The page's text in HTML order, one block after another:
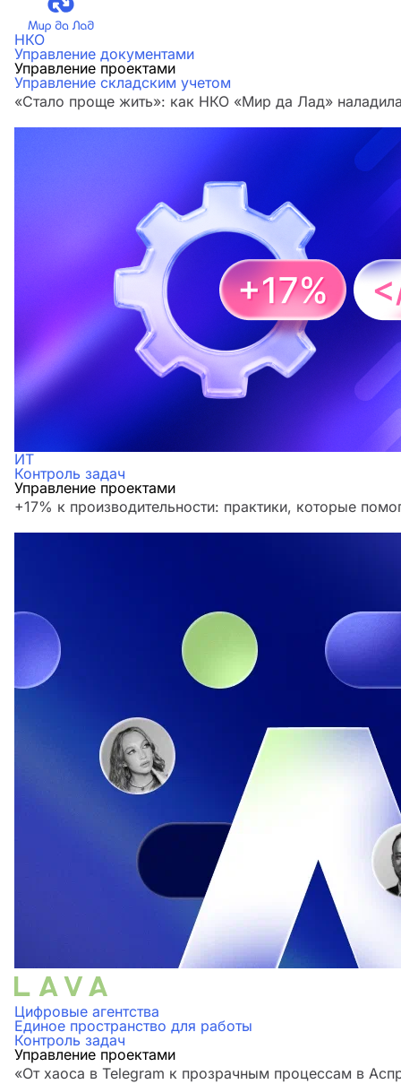
НКО
Управление документами
Управление проектами
Управление складским учетом
«Стало проще жить»: как НКО «Мир да Лад»
ИТ
Контроль задач
Управление проектами
+17% к производительности: практики, которые
Цифровые агентства
Единое пространство для работы
Контроль задач
Управление проектами
«От хаоса в Telegram к прозрачным процессам в